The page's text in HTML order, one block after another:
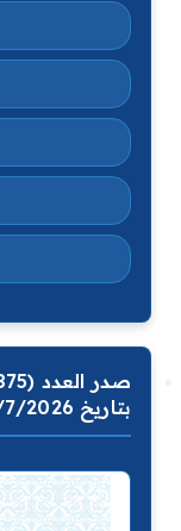
بتاريخ 27/7/2026